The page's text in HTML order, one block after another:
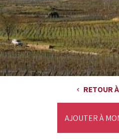
RETOUR
AJOUTER À